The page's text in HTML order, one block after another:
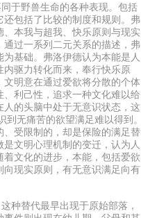
于野兽生命的各种表现。包括
包括了比较的制度和规则。弗
本我与超我、快乐原则与现实
过一系列二元关系的描述，弗
基础。弗洛伊德认为本能是人
驱力转化而来，奉行快乐原
明意在通过爱欲将分散的个体
利己性，追求一种文化难以给
的头脑中处于无意识状态，这
无痛苦的欲望满足难以得到。
受限制的，却是保险的满足替
文明心理机制的变迁，认为人
文化的进步，本能，包括爱欲
现实原则，有无意识满足向有
种替代最早出现于原始部落，